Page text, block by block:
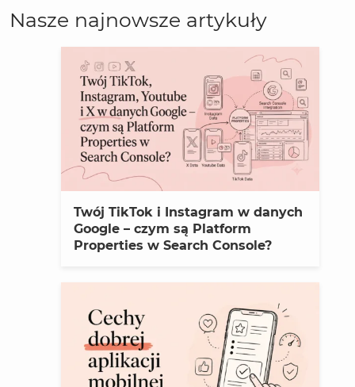
Nasze najnowsze artykuły
Twój TikTok i Instagram w danych
Google – czym są Platform
Properties w Search Console?